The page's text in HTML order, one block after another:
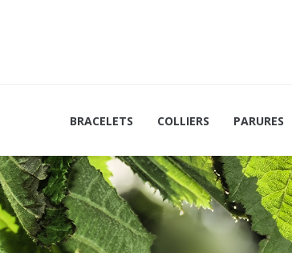
BRACELETS COLLIERS PARURES